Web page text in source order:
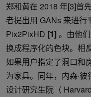
郑和黄在 2018 年[3]首
者提出用 GANs 来进行
Pix2PixHD [1] 。由他
换成程序化的色块。相
如果用户指定了洞口和
为家具。同年，内森·
设计研究生院（